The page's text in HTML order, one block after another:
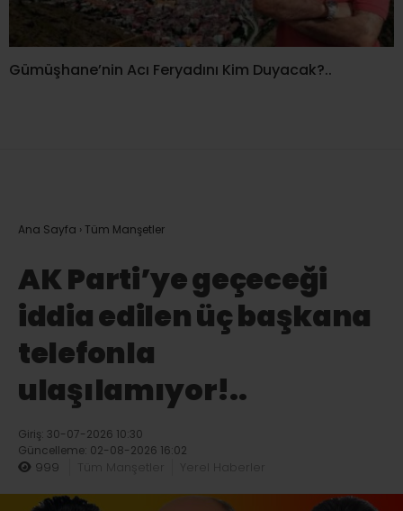
Gümüşhane’nin Acı Feryadını Kim Duyacak?..
Ana Sayfa › Tüm Manşetler
AK Parti’ye geçeceği
iddia edilen üç başkana
telefonla
ulaşılamıyor!..
Giriş: 30-07-2026 10:30
Güncelleme: 02-08-2026 16:02
999 Tüm Manşetler